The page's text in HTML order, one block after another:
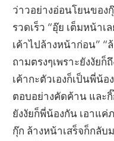
ว่าวอย่างอ่อนโยนของ
รวดเร็ว “อุ๊ย เต็มหน้า
เค้าไปล้างหน้าก่อน” “
ถามตรงๆเพราะยังงัย
เค้ากะตัวเองก็เป็นพี่น้
ตอบอย่างคัดค้าน และ
ยังงัยก็พี่น้องกัน เอาแค่
กุ๊ก ล้างหน้าเสร็จก็กลั